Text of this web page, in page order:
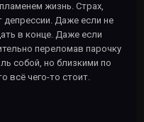
жизнь. Страх,
депрессии. Даже если не
в конце. Даже если
переломав парочку
собой, но близкими по
всё чего-то стоит.